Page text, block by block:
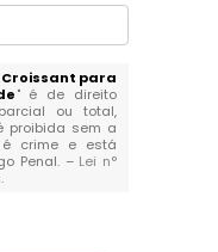
para
" é de direito
ou total,
proibida sem a
é crime e está
Penal. – Lei n°
.